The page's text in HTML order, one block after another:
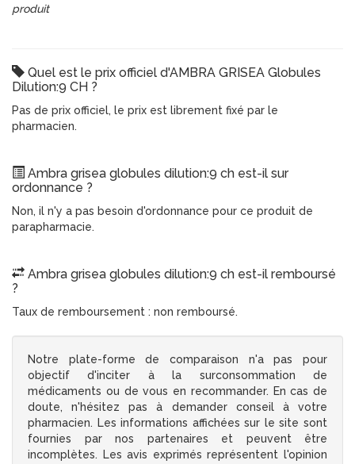
produit
Quel est le prix officiel d'AMBRA GRISEA Globules
Dilution:9 CH ?
Pas de prix officiel, le prix est librement fixé par le
pharmacien.
Ambra grisea globules dilution:9 ch est-il sur
ordonnance ?
Non, il n'y a pas besoin d'ordonnance pour ce produit de
parapharmacie.
Ambra grisea globules dilution:9 ch est-il remboursé
?
Taux de remboursement : non remboursé.
Notre plate-forme de comparaison n'a pas pour
objectif d'inciter à la surconsommation de
médicaments ou de vous en recommander. En cas de
doute, n'hésitez pas à demander conseil à votre
pharmacien. Les informations affichées sur le site sont
fournies par nos partenaires et peuvent être
incomplètes. Les avis exprimés représentent l'opinion